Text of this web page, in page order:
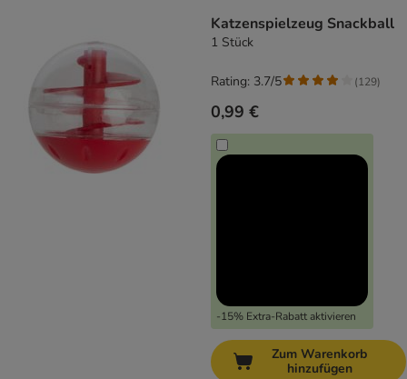
Katzenspielzeug Snackball
1 Stück
0,99 €
-15% Extra-Rabatt aktivieren
Rating: 3.7/5 (129)
Zum Warenkorb
hinzufügen